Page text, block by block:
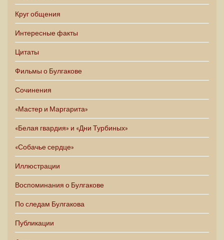
Круг общения
Интересные факты
Цитаты
Фильмы о Булгакове
Сочинения
«Мастер и Маргарита»
«Белая гвардия» и «Дни Турбиных»
«Собачье сердце»
Иллюстрации
Воспоминания о Булгакове
По следам Булгакова
Публикации